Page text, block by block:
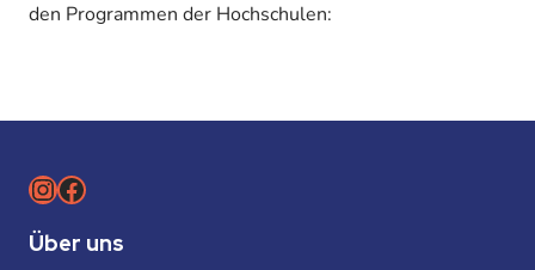
den Programmen der Hochschulen:
Instagram
Facebook
Über uns